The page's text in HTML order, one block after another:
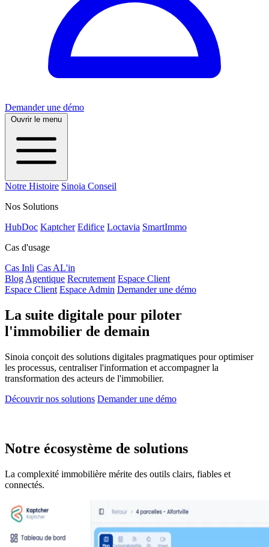
Demander une démo
Ouvrir le menu
Notre Histoire Sinoia Conseil
Nos Solutions
HubDoc Kaptcher Edifice Loctavia SmartImmo
Cas d'usage
Cas Inli Cas AL'in
Blog Agentique Recrutement Espace Client
Espace Client Espace Admin Demander une démo
La suite digitale pour piloter
l'immobilier de demain
Sinoia conçoit des solutions digitales pragmatiques pour optimiser
les processus, centraliser l'information et accompagner la
transformation des acteurs de l'immobilier.
Découvrir nos solutions Demander une démo
Notre écosystème de solutions
La complexité immobilière mérite des outils clairs, fiables et
connectés.